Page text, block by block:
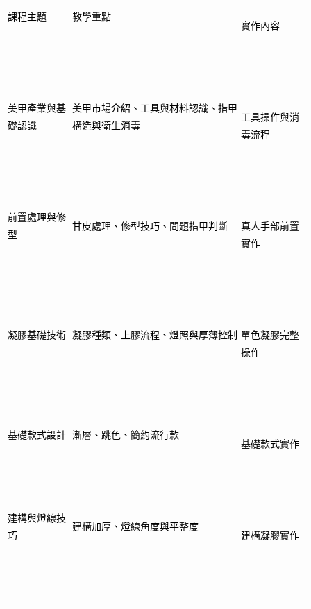
課程主題 教學重點
實作內容
美甲產業與基
礎認識
美甲市場介紹、工具與材料認識、指甲
構造與衛生消毒
工具操作與消
毒流程
前置處理與修
型
甘皮處理、修型技巧、問題指甲判斷
真人手部前置
實作
凝膠基礎技術 凝膠種類、上膠流程、燈照與厚薄控制 單色凝膠完整
操作
基礎款式設計 漸層、跳色、簡約流行款
基礎款式實作
建構與燈線技
巧
建構加厚、燈線角度與平整度
建構凝膠實作